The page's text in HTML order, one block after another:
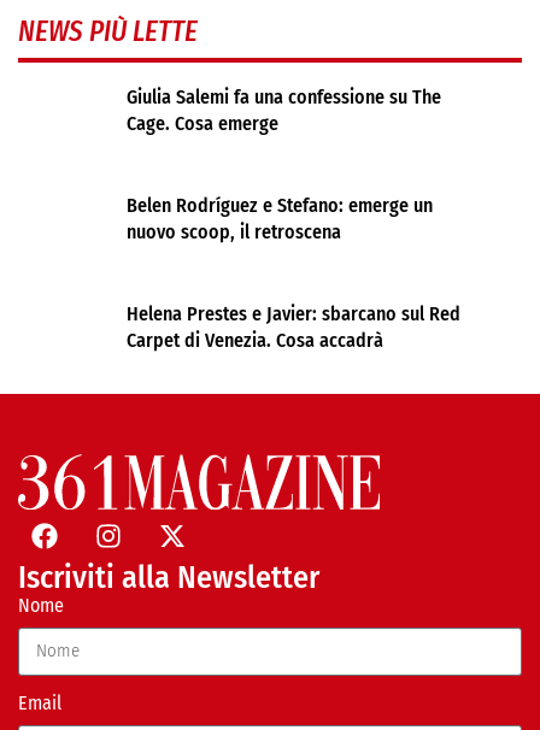
NEWS PIÙ LETTE
Giulia Salemi fa una confessione su The
Cage. Cosa emerge
Belen Rodríguez e Stefano: emerge un
nuovo scoop, il retroscena
Helena Prestes e Javier: sbarcano sul Red
Carpet di Venezia. Cosa accadrà
Iscriviti alla Newsletter
Nome
Email